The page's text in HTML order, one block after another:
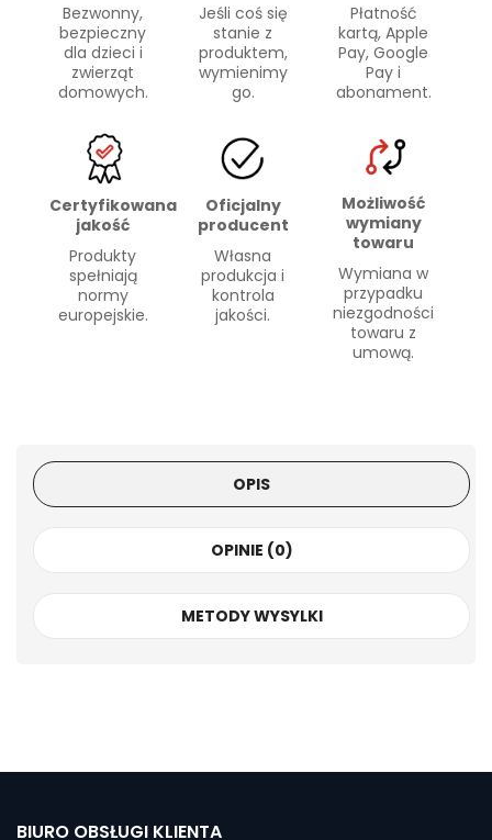
Bezwonny,
bezpieczny
dla dzieci i
zwierząt
domowych.
Jeśli coś się
stanie z
produktem,
wymienimy
go.
Płatność
kartą, Apple
Pay, Google
Pay i
abonament.
Certyfikowana
jakość
Produkty
spełniają
normy
europejskie.
Oficjalny
producent
Własna
produkcja i
kontrola
jakości.
Możliwość
wymiany
towaru
Wymiana w
przypadku
niezgodności
towaru z
umową.
OPIS
OPINIE (0)
METODY WYSYLKI
BIURO OBSŁUGI KLIENTA